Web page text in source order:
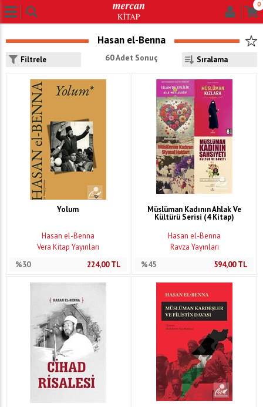
0
Hasan el-Benna
Filtrele 60 Adet Sonuç
Yolum
Hasan el-Benna
Vera Kitap Yayınları
%30
224,00TL
Müslüman Kadının Ahlak Ve
Kültürü Serisi (4 Kitap)
Hasan el-Benna
Ravza Yayınları
%45
594,00TL